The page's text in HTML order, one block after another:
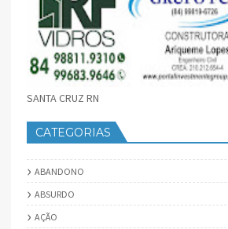
SANTA CRUZ RN
CATEGORIAS
ABANDONO
ABSURDO
AÇÃO